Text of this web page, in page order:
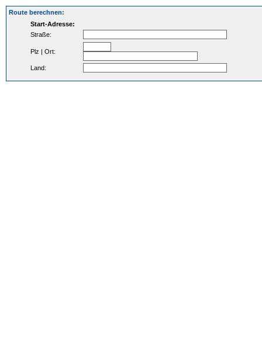
Route berechnen:
Start-Adresse:
Straße:
Plz | Ort:
Land: